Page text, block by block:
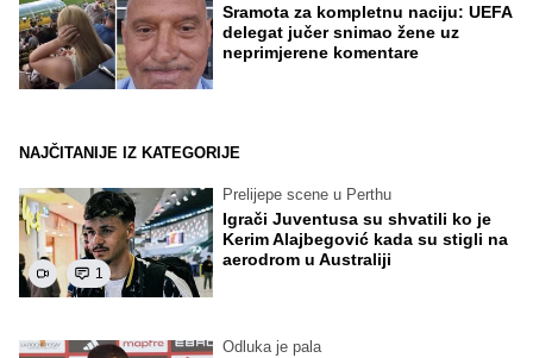
Sramota za kompletnu naciju: UEFA
delegat jučer snimao žene uz
neprimjerene komentare
NAJČITANIJE IZ KATEGORIJE
1
Prelijepe scene u Perthu
Igrači Juventusa su shvatili ko je
Kerim Alajbegović kada su stigli na
aerodrom u Australiji
Odluka je pala